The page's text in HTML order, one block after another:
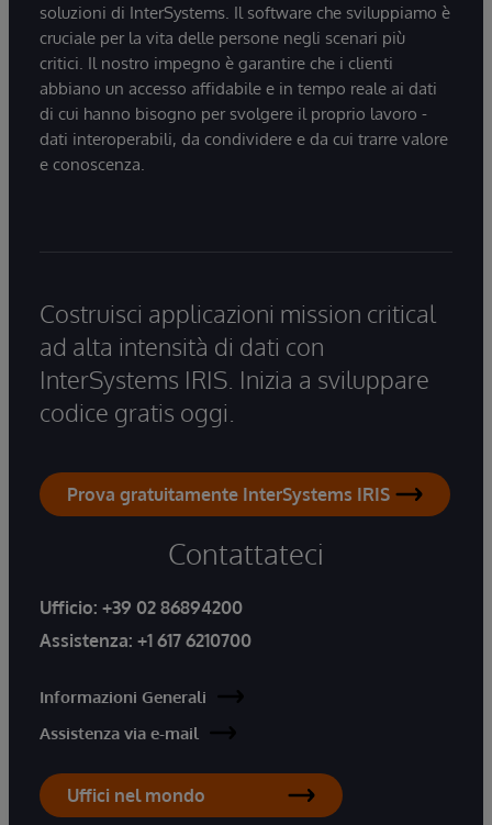
soluzioni di InterSystems. Il software che sviluppiamo è
cruciale per la vita delle persone negli scenari più
critici. Il nostro impegno è garantire che i clienti
abbiano un accesso affidabile e in tempo reale ai dati
di cui hanno bisogno per svolgere il proprio lavoro -
dati interoperabili, da condividere e da cui trarre valore
e conoscenza.
Costruisci applicazioni mission critical
ad alta intensità di dati con
InterSystems IRIS. Inizia a sviluppare
codice gratis oggi.
Prova gratuitamente InterSystems IRIS
Contattateci
Ufficio: +39 02 86894200
Assistenza: +1 617 6210700
Informazioni Generali
Assistenza via e-mail
Uffici nel mondo